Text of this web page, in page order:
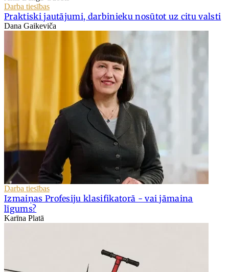
Darba tiesības
Praktiski jautājumi, darbinieku nosūtot uz citu valsti
Dana Gaikeviča
Darba tiesības
Izmaiņas Profesiju klasifikatorā - vai jāmaina
līgums?
Karīna Platā